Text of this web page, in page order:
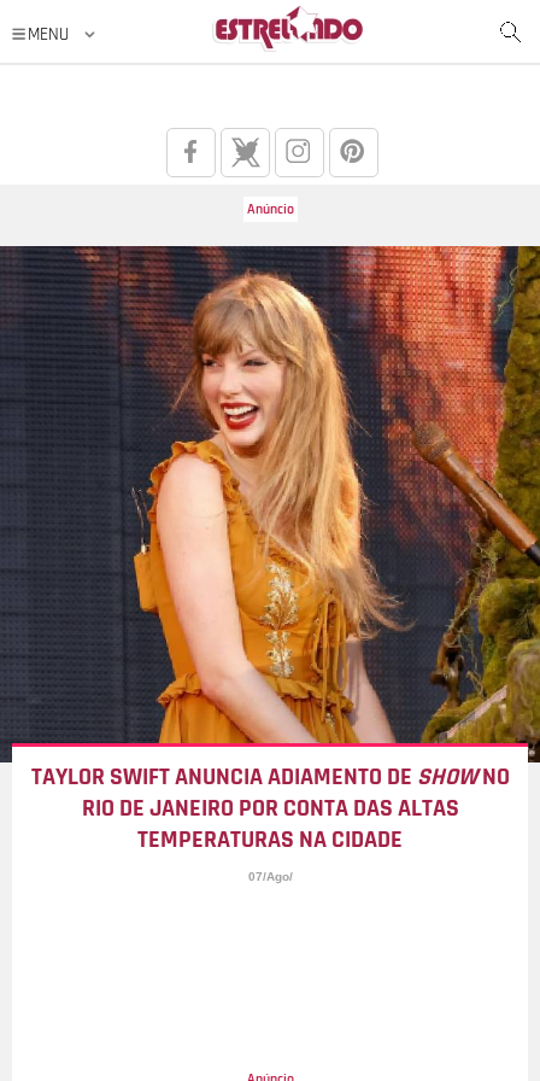
TAYLOR SWIFT ANUNCIA ADIAMENTO DE SHOWNO
RIO DE JANEIRO POR CONTA DAS ALTAS
TEMPERATURAS NA CIDADE
07/Ago/